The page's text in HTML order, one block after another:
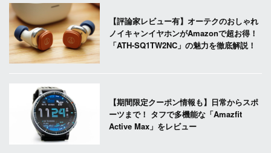
【評論家レビュー有】オーテクのおしゃれ
ノイキャンイヤホンがAmazonで超お得！
「ATH-SQ1TW2NC」の魅力を徹底解説！
【期間限定クーポン情報も】日常からスポ
ーツまで！ タフで多機能な「Amazfit
Active Max」をレビュー